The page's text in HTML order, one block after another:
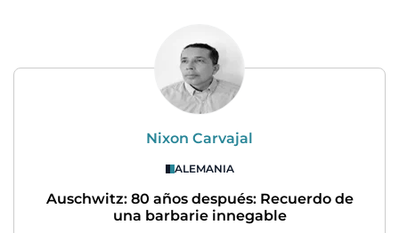
Nixon Carvajal
ALEMANIA
Auschwitz: 80 años después: Recuerdo de
una barbarie innegable